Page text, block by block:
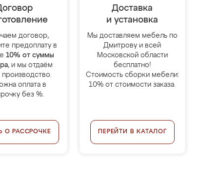
договор,
предоплату в
10% от суммы
, и мы отдаём
производство.
оплата в
без %.
О РАССРОЧКЕ
Доставка
и установка
Мы доставляем мебель по
Дмитрову и всей
Московской области
бесплатно!
Стоимость сборки мебели:
10% от стоимости заказа.
ПЕРЕЙТИ В КАТАЛОГ